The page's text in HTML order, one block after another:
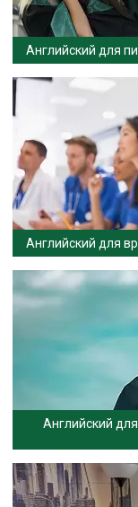
Английский для
Английский для
Английский